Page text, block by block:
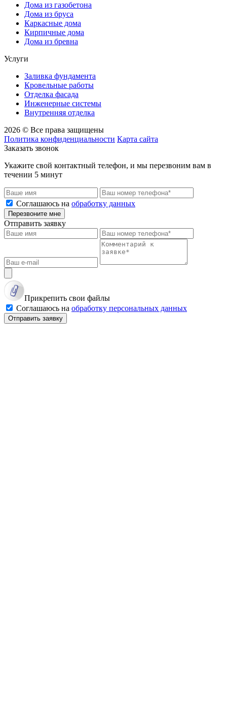
Дома из газобетона
Дома из бруса
Каркасные дома
Кирпичные дома
Дома из бревна
Услуги
Заливка фундамента
Кровельные работы
Отделка фасада
Инженерные системы
Внутренняя отделка
2026 © Все права защищены
Политика конфиденциальности Карта сайта
Заказать звонок
Укажите свой контактный телефон, и мы перезвоним вам в
течении 5 минут
Соглашаюсь на обработку данных
Перезвоните мне
Отправить заявку
Прикрепить свои файлы
Соглашаюсь на обработку персональных данных
Отправить заявку